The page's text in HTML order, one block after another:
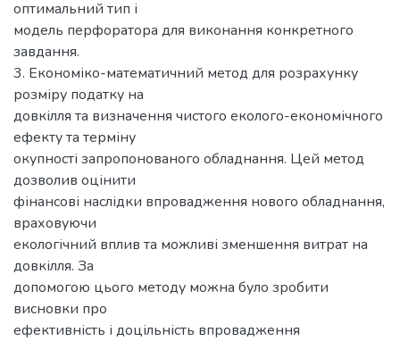
оптимальний тип і
модель перфоратора для виконання конкретного
завдання.
3. Економіко-математичний метод для розрахунку
розміру податку на
довкілля та визначення чистого еколого-економічного
ефекту та терміну
окупності запропонованого обладнання. Цей метод
дозволив оцінити
фінансові наслідки впровадження нового обладнання,
враховуючи
екологічний вплив та можливі зменшення витрат на
довкілля. За
допомогою цього методу можна було зробити
висновки про
ефективність і доцільність впровадження